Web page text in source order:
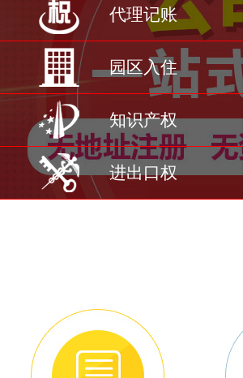
代理记账
园区入住
知识产权
进出口权